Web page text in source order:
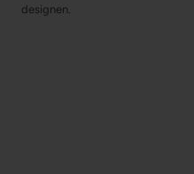
designen.